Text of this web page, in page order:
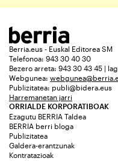
Berria.eus - Euskal Editorea SM
Telefonoa: 943 30 40 30
Bezero arreta: 943 30 43 45 |
Webgunea:
Publizitatea: publi@bidera.eus
Harremanetan jarri
ORRIALDE KORPORATIBOAK
Ezagutu BERRIA Taldea
BERRIA berri bloga
Publizitatea
Galdera-erantzunak
Kontratazioak